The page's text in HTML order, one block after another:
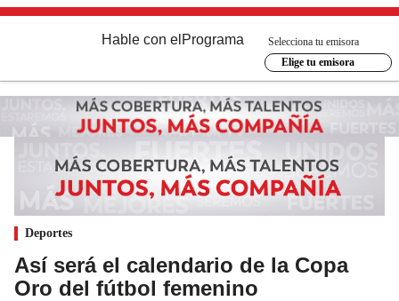
Hable con el Programa
Selecciona tu emisora
Elige tu emisora
Deportes
Así será el calendario de la Copa
Oro del fútbol femenino